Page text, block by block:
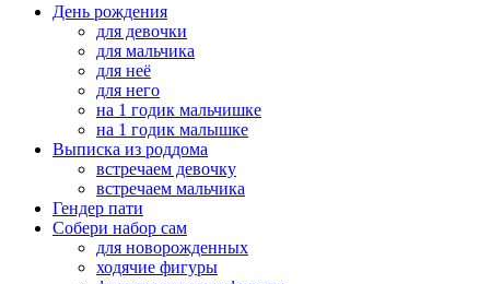
День рождения
для девочки
для мальчика
для неё
для него
на 1 годик мальчишке
на 1 годик малышке
Выписка из роддома
встречаем девочку
встречаем мальчика
Гендер пати
Собери набор сам
для новорожденных
ходячие фигуры